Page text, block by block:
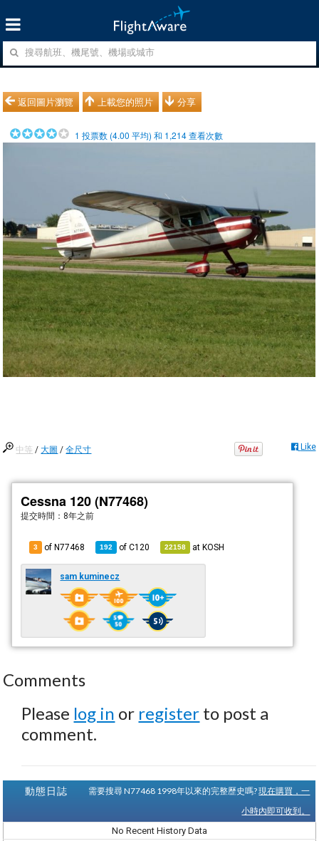
返回圖片瀏覽 上載您的照片 分享
1 投票数 (4.00 平均) 和 1,214查看次數
中等 /大圖 /全尺寸 Like
Cessna 120 (N77468)
提交時間： 8年之前
3 of N77468 192 ofC120 22158 atKOSH
sam kuminecz
Comments
Please log in or register to post a
comment.
動態日誌 需要搜尋 N77468 1998年以來的完整歷史嗎?現在購買，一
小時內即可收到。
No Recent History Data